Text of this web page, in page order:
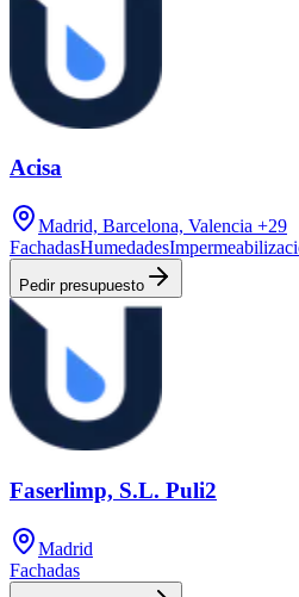
Acisa
Madrid, Barcelona, Valencia +29
FachadasHumedades
Pedir presupuesto
Faserlimp, S.L. Puli2
Madrid
Fachadas